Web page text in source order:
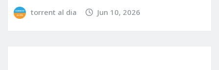
torrent al dia Jun 10, 2026